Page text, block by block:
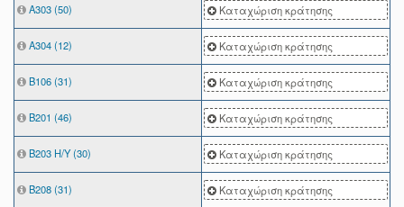
Α303 (50) Καταχώριση κράτησης
Α304 (12) Καταχώριση κράτησης
Β106 (31) Καταχώριση κράτησης
Β201 (46) Καταχώριση κράτησης
Β203 Η/Υ (30) Καταχώριση κράτησης
Β208 (31) Καταχώριση κράτησης